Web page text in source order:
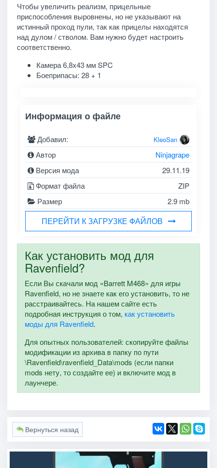
Чтобы увеличить реализм, прицельные
приспособления выровнены, но не указывают на
истинный проход пули, так как прицелы находятся
над дулом / стволом. Вам нужно будет настроить
соответственно.
Камера 6,8x43 мм SPC
Боеприпасы: 28 + 1
Информация о файле
Добавил: KleoSan
Автор
Ninjagrape
Версия мода
29.11.19
Формат файла
ZIP
Размер
2.9 mb
ПЕРЕЙТИ К ЗАГРУЗКЕ ФАЙЛОВ
Как установить мод для
Ravenfield?
Если Вы скачали мод «Barrett M468» для игры
Ravenfield, но не знаете как его установить, то не
расстраивайтесь. На нашем сайте есть
подробная инструкция о том, как установить
моды для Ravenfield.
Для опытных пользователей: скопируйте файлы
модификации из архива в папку по пути
\Ravenfield\ravenfield_Data\mods (если папки
mods нету, то создайте ее) и включите мод в
лаунчере.
Вернуться назад